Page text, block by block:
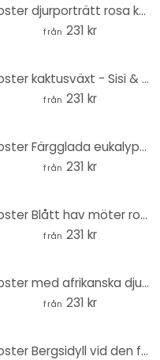
Poster djurporträtt rosa kakadua - Sisi & Seb - Rund
från 231 kr
Poster kaktusväxt - Sisi & Seb - Rund
från 231 kr
Poster Färgglada eukalyptusblad - Sisi & Seb - Rund
från 231 kr
Poster Blått hav möter rosa himmel i Grekland - Sisi & Seb - Round
från 231 kr
Poster med afrikanska djur i regnskogen - Kvilis - Round
från 231 kr
Poster Bergsidyll vid den förtrollande tallskogen - Rund